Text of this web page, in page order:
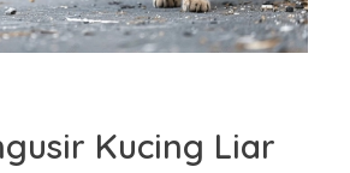
Kucing Liar